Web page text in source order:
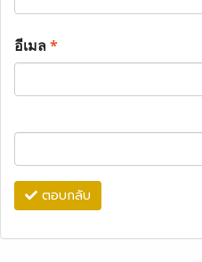
อีเมล*
ตอบกลับ